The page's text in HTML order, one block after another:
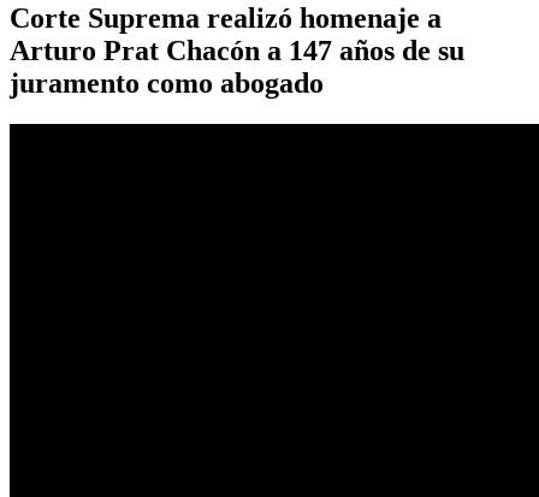
Corte Suprema realizó homenaje a
Arturo Prat Chacón a 147 años de su
juramento como abogado